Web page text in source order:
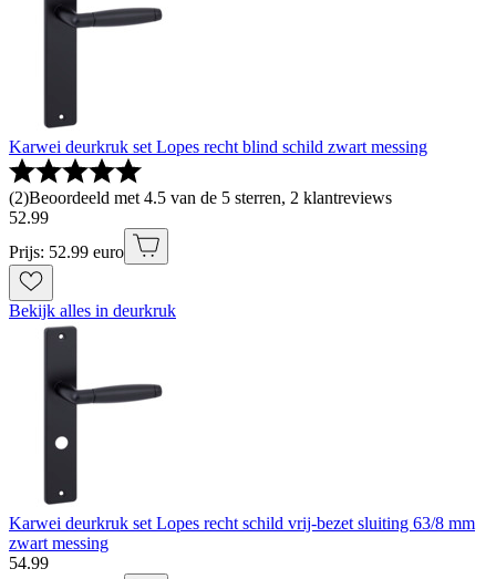
Karwei deurkruk set Lopes recht blind schild zwart messing
(2)Beoordeeld met 4.5 van de 5 sterren, 2 klantreviews
52.99
Prijs: 52.99 euro
Bekijk alles in deurkruk
Karwei deurkruk set Lopes recht schild vrij-bezet sluiting 63/8 mm
zwart messing
54.99